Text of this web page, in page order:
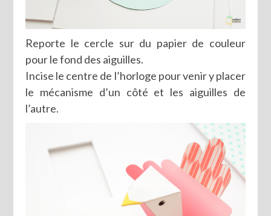
Reporte le cercle sur du papier de couleur
pour le fond des aiguilles.
Incise le centre de l’horloge pour venir y placer
le mécanisme d’un côté et les aiguilles de
l’autre.